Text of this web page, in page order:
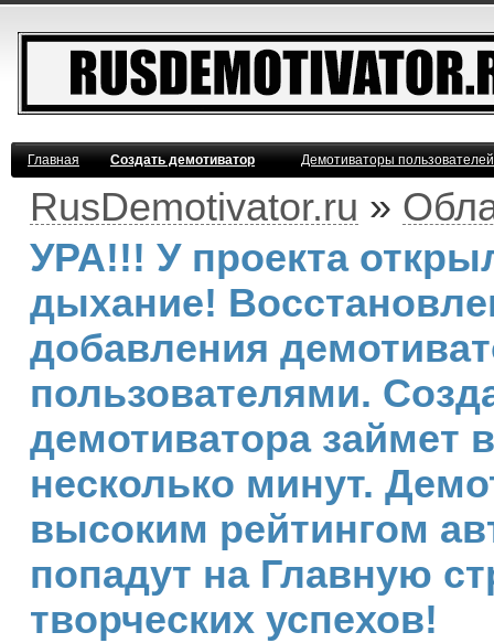
Главная Создать демотиватор Демотиваторы
RusDemotivator.ru »
УРА!!! У проекта
дыхание!
добавления
пользователями.
демотиватора займет
несколько минут.
высоким рейтингом
попадут на Главную
творческих успехов!